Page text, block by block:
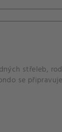
střeleb,
se